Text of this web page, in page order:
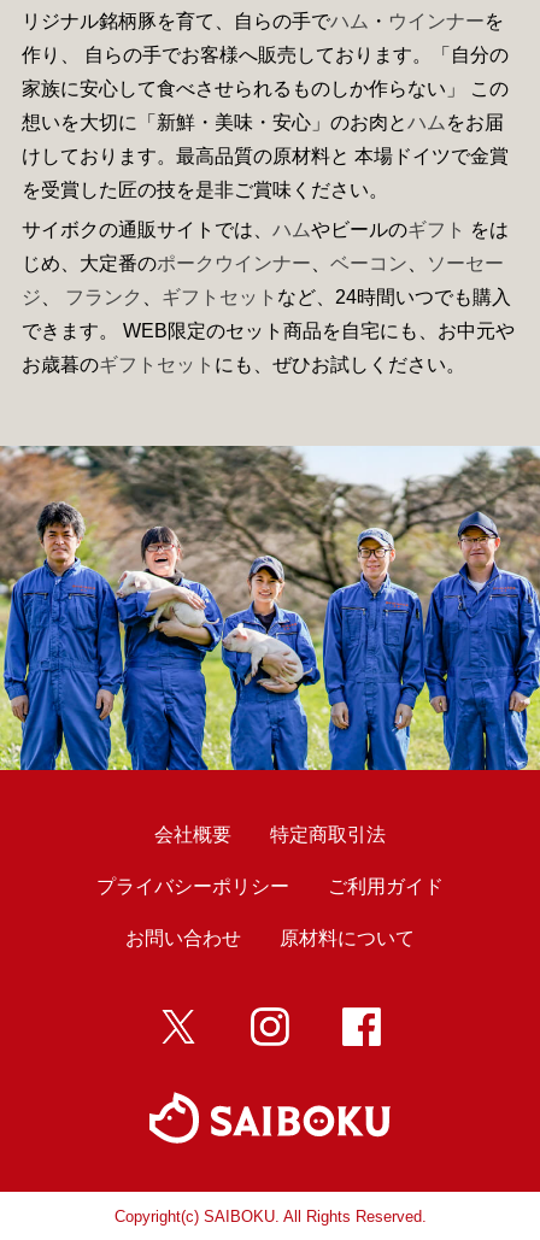
リジナル銘柄豚を育て、自らの手でハム ・ ウインナーを
作り、 自らの手でお客様へ販売しております。「自分の
家族に安心して食べさせられるものしか作らない」 この
想いを大切に「新鮮・美味・安心」のお肉とハム をお届
けしております。最高品質の原材料と 本場ドイツで金賞
を受賞した匠の技を是非ご賞味ください。
サイボクの通販サイトでは、 ハムやビールのギフト をは
じめ、大定番のポークウインナー ベーコン
ソーセー
ジ
フランク ギフトセット など、24時間いつでも購入
できます。 WEB限定のセット商品を自宅にも、お中元や
お歳暮のギフトセット にも、ぜひお試しください。
会社概要 特定商取引法
プライバシーポリシー ご利用ガイド
お問い合わせ 原材料について
twitter インスタ
Copyright(c) SAIBOKU. All Rights Reserved.